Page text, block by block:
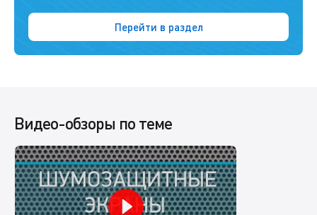
Перейти в раздел
Видео-обзоры по теме